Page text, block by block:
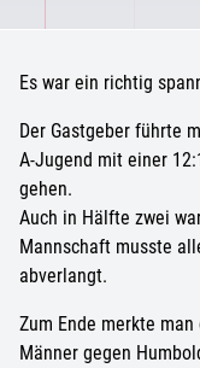
Es war ein richtig
Der Gastgeber führte
A-Jugend mit einer
gehen.
Auch in Hälfte zwei
Mannschaft musste
abverlangt.
Zum Ende merkte
Männer gegen